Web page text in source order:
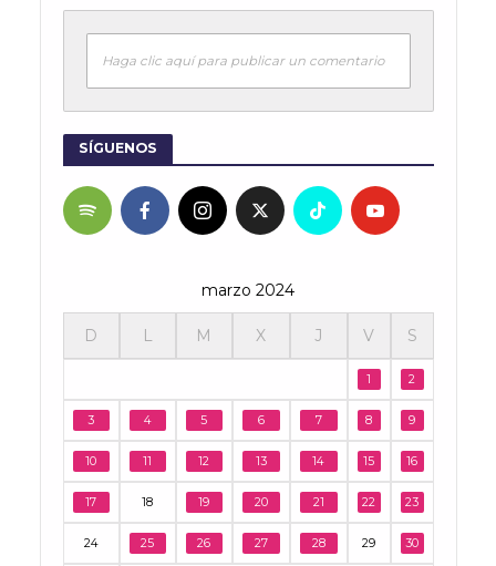
Haga clic aquí para publicar un comentario
SÍGUENOS
marzo 2024
D L M X J V S
1 2
3 4 5 6 7 8 9
10 11 12 13 14 15 16
17 18 19 20 21 22 23
24 25 26 27 28 29 30